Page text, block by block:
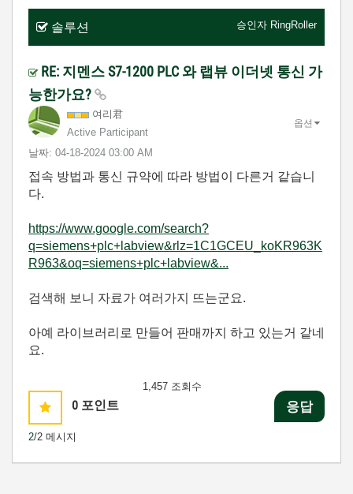
솔루션 승인자 RingRoller
RE: 지멘스 S7-1200 PLC 와 랩뷰 이더넷 통신 가
능한가요?
여리君
Active Participant
날짜: ‎04-18-2024 03:00 AM
옵션
접속 방법과 통신 규약에 따라 방법이 다른거 같습니
다.
https://www.google.com/search?
q=siemens+plc+labview&rlz=1C1GCEU_koKR963K
R963&oq=siemens+plc+labview&...
검색해 보니 자료가 여러가지 뜨는군요.
아예 라이브러리로 만들어 판매까지 하고 있는거 같네
요.
0 포인트
2/2 메시지
1,457 조회수
응답